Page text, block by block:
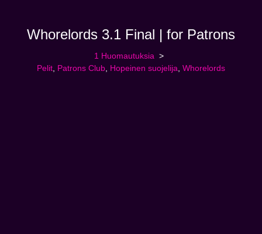
Whorelords 3.1 Final | for Patrons
1 Huomautuksia
Pelit, Patrons Club, Hopeinen suojelija, Whorelords